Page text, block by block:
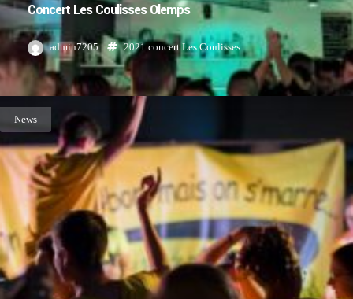
Concert Les Coulisses Olemps
admin7205 2021 concert Les Coulisses
News